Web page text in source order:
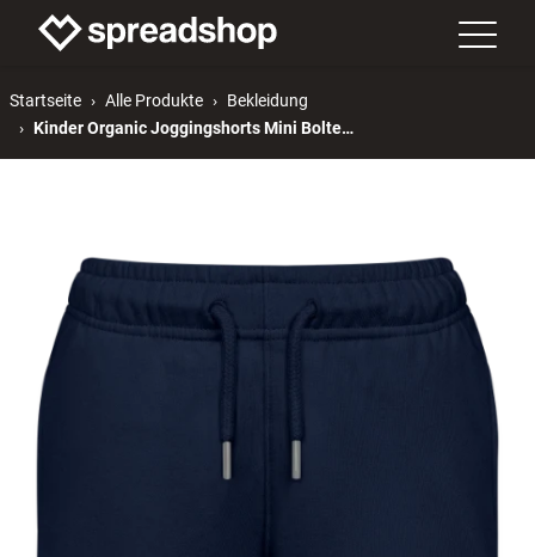
Startseite Alle Produkte
Bekleidung
Kinder Organic Joggingshorts Mini Bolter von Stanley/Stella